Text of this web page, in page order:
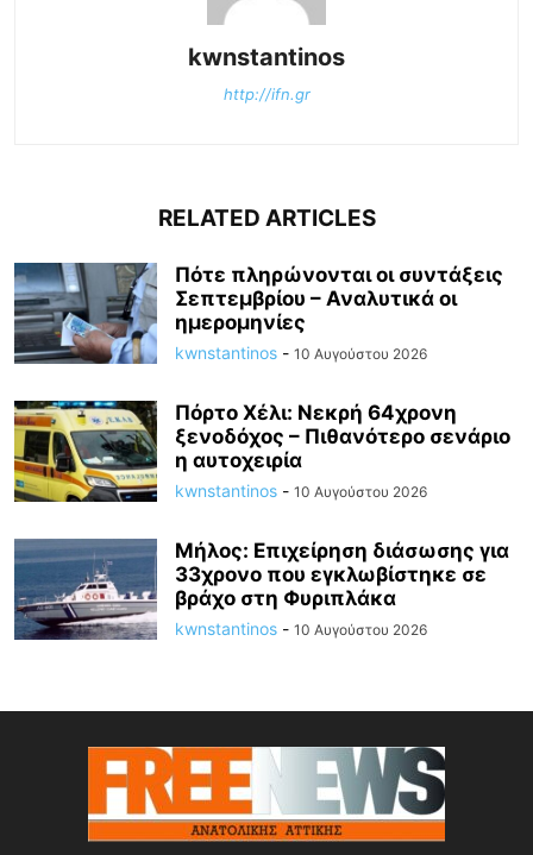
kwnstantinos
http://ifn.gr
RELATED ARTICLES
Πότε πληρώνονται οι συντάξεις
Σεπτεμβρίου – Αναλυτικά οι
ημερομηνίες
kwnstantinos - 10 Αυγούστου 2026
Πόρτο Χέλι: Νεκρή 64χρονη
ξενοδόχος – Πιθανότερο σενάριο
η αυτοχειρία
kwnstantinos - 10 Αυγούστου 2026
Μήλος: Επιχείρηση διάσωσης για
33χρονο που εγκλωβίστηκε σε
βράχο στη Φυριπλάκα
kwnstantinos - 10 Αυγούστου 2026